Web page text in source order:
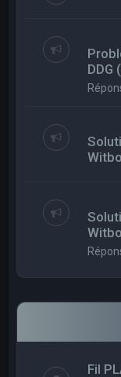
DDG
Fil